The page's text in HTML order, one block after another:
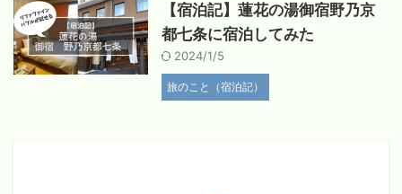
【宿泊記】蓮花の湯御宿野乃京
都七条に宿泊してみた
2024/1/5
旅のこと（宿泊記）